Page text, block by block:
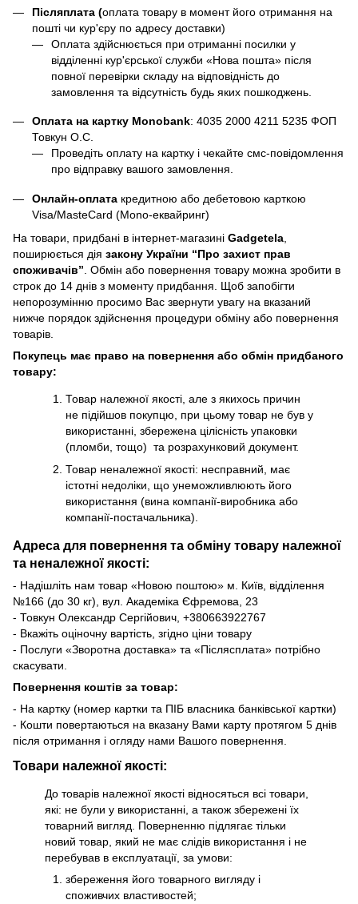
Післяплата (оплата товару в момент його отримання на
пошті чи кур'єру по адресу доставки)
Оплата здійснюється при отриманні посилки у
відділенні кур'єрської служби «Нова пошта» після
повної перевірки складу на відповідність до
замовлення та відсутність будь яких пошкоджень.
Оплата на картку Monobank: 4035 2000 4211 5235 ФОП
Товкун О.С.
Проведіть оплату на картку і чекайте смс-повідомлення
про відправку вашого замовлення.
Онлайн-оплата кредитною або дебетовою карткою
Visa/MasteCard (Mono-еквайринг)
На товари, придбані в інтернет-магазині Gadgetela
поширюється дія закону України “Про захист прав
споживачів” . Обмін або повернення товару можна зробити в
строк до 14 днів з моменту придбання. Щоб запобігти
непорозумінню просимо Вас звернути увагу на вказаний
нижче порядок здійснення процедури обміну або повернення
товарів.
Покупець має право на повернення або обмін придбаного
товару:
Товар належної якості, але з якихось причин
не підійшов покупцю, при цьому товар не був у
використанні, збережена цілісність упаковки
(пломби, тощо) та розрахунковий документ.
Товар неналежної якості: несправний, має
істотні недоліки, що унеможливлюють його
використання (вина компанії-виробника або
компанії-постачальника).
Адреса для повернення та обміну товару належної
та неналежної якості:
- Надішліть нам товар «Новою поштою» м. Київ, відділення
№166 (до 30 кг), вул. Академіка Єфремова, 23
- Товкун Олександр Сергійович, +380663922767
- Вкажіть оціночну вартість, згідно ціни товару
- Послуги «Зворотна доставка» та «Післясплата» потрібно
скасувати.
Повернення коштів за товар:
- На картку (номер картки та ПІБ власника банківської картки)
- Кошти повертаються на вказану Вами карту протягом 5 днів
після отримання і огляду нами Вашого повернення.
Товари належної якості:
До товарів належної якості відносяться всі товари,
які: не були у використанні, а також збережені їх
товарний вигляд. Поверненню підлягає тільки
новий товар, який не має слідів використання і не
перебував в експлуатації, за умови:
збереження його товарного вигляду і
споживчих властивостей;